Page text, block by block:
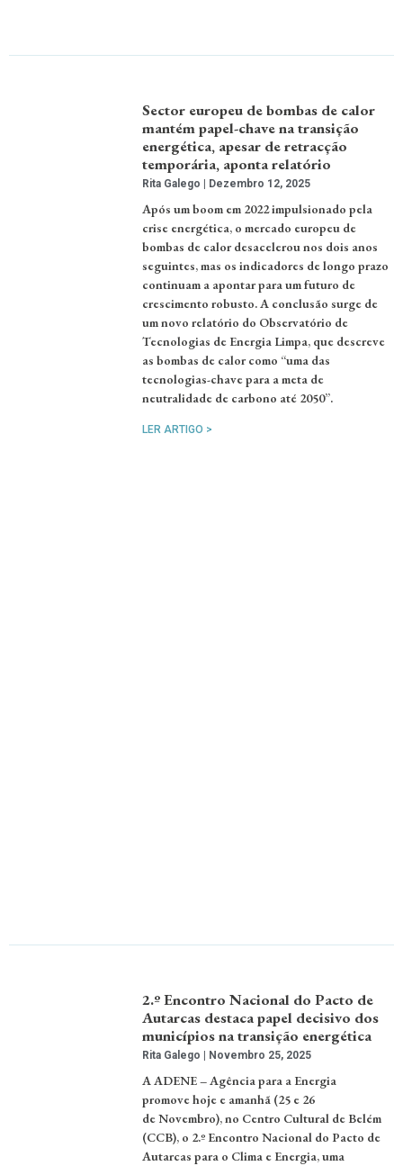
Sector europeu de bombas de calor
mantém papel-chave na transição
energética, apesar de retracção
temporária, aponta relatório
Rita Galego Dezembro 12, 2025
Após um boom em 2022 impulsionado pela
crise energética, o mercado europeu de
bombas de calor desacelerou nos dois anos
seguintes, mas os indicadores de longo prazo
continuam a apontar para um futuro de
crescimento robusto. A conclusão surge de
um novo relatório do Observatório de
Tecnologias de Energia Limpa, que descreve
as bombas de calor como “uma das
tecnologias-chave para a meta de
neutralidade de carbono até 2050”.
LER ARTIGO >
2.º Encontro Nacional do Pacto de
Autarcas destaca papel decisivo dos
municípios na transição energética
Rita Galego Novembro 25, 2025
A ADENE – Agência para a Energia
promove hoje e amanhã (25 e 26
de Novembro), no Centro Cultural de Belém
(CCB), o 2.º Encontro Nacional do Pacto de
Autarcas para o Clima e Energia, uma